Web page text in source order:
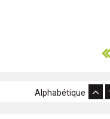
Alphabétique